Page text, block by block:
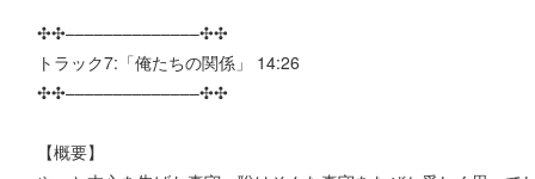
✣✣­­–­­–­­–­­–­­–­­–­­–­­–­­–­­–­­–­­–­­–­­–✣✣
トラック7:「俺たちの関係」 14:26
✣✣­­–­­–­­–­­–­­–­­–­­–­­–­­–­­–­­–­­–­­–­­–✣✣
【概要】